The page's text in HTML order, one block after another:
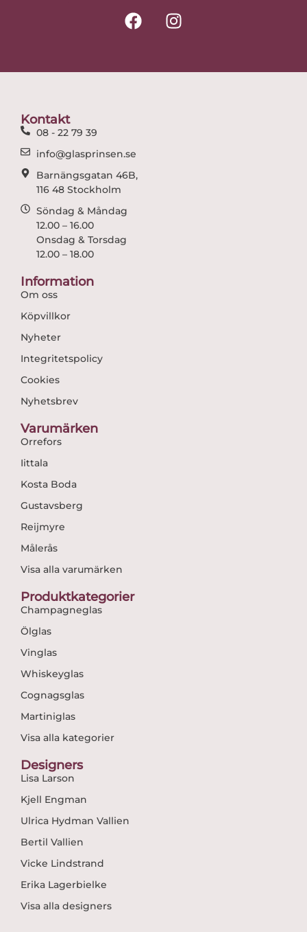
F
a
I
n
Kontakt
08 - 22 79 39
info@glasprinsen.se
Barnängsgatan 46B,
116 48 Stockholm
Söndag & Måndag
12.00 – 16.00
Onsdag & Torsdag
12.00 – 18.00
Information
Om oss
Köpvillkor
Nyheter
Integritetspolicy
Cookies
Nyhetsbrev
Varumärken
Orrefors
Iittala
Kosta Boda
Gustavsberg
Reijmyre
Målerås
Visa alla varumärken
Produktkategorier
Champagneglas
Ölglas
Vinglas
Whiskeyglas
Cognagsglas
Martiniglas
Visa alla kategorier
Designers
Lisa Larson
Kjell Engman
Ulrica Hydman Vallien
Bertil Vallien
Vicke Lindstrand
Erika Lagerbielke
Visa alla designers